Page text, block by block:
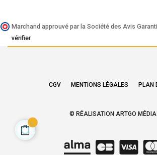
Marchand approuvé par la Société des Avis
vérifier.
CGV MENTIONS LÉGALES PLAN
© RÉALISATION ARTGO MÉDIA